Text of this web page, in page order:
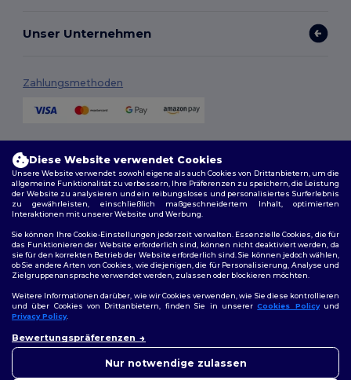
Unser Unternehmen
Zahlungsmethoden
Allgemeine Geschäftsbedingungen
Datenschutzbestimmungen|Cookie-Richtlinie|Site Map
Folge uns
Diese Website verwendet Cookies
Unsere Website verwendet sowohl eigene als auch Cookies von Drittanbietern, um die
allgemeine Funktionalität zu verbessern, Ihre Präferenzen zu speichern, die Leistung
der Website zu analysieren und ein reibungsloses und personalisiertes Surferlebnis
zu gewährleisten, einschließlich maßgeschneidertem Inhalt, optimierten
Interaktionen mit unserer Website und Werbung.
Sie können Ihre Cookie-Einstellungen jederzeit verwalten. Essenzielle Cookies, die für
das Funktionieren der Website erforderlich sind, können nicht deaktiviert werden, da
sie für den korrekten Betrieb der Website erforderlich sind. Sie können jedoch wählen,
ob Sie andere Arten von Cookies, wie diejenigen, die für Personalisierung, Analyse und
Zielgruppenansprache verwendet werden, zulassen oder blockieren möchten.
Weitere Informationen darüber, wie wir Cookies verwenden, wie Sie diese kontrollieren
und über Cookies von Drittanbietern, finden Sie in unsererCookies Policyund
Privacy Policy.
Bewertungspräferenzen
Nur notwendige zulassen
uns jederzeit kontaktieren.